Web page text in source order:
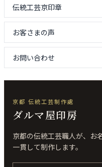
伝統工芸京印章
お客さまの声
お問い合わせ
京都 伝統工芸制作處
ダルマ屋印房
京都の伝統工芸職人が、お
一貫して制作します。